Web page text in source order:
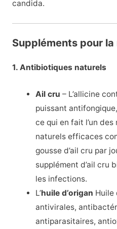
candida.
Suppléments pour
1. Antibiotiques naturels
Ail cru – L’allicine
puissant
ce qui en fait l’un
naturels efficaces
gousse d’ail cru par
supplément d’ail cru
les infections.
L’huile d’origan Huile
antivirales,
antiparasitaires,